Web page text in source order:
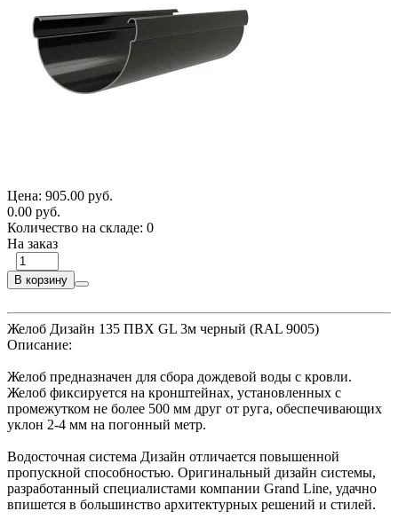
Цена: 905.00 руб.
0.00 руб.
Количество на складе: 0
На заказ
В корзину
Желоб Дизайн 135 ПВХ GL 3м черный (RAL 9005)
Описание:
Желоб предназначен для сбора дождевой воды с кровли.
Желоб фиксируется на кронштейнах, установленных с
промежутком не более 500 мм друг от руга, обеспечивающих
уклон 2-4 мм на погонный метр.
Водосточная система Дизайн отличается повышенной
пропускной способностью. Оригинальный дизайн системы,
разработанный специалистами компании Grand Line, удачно
впишется в большинство архитектурных решений и стилей.